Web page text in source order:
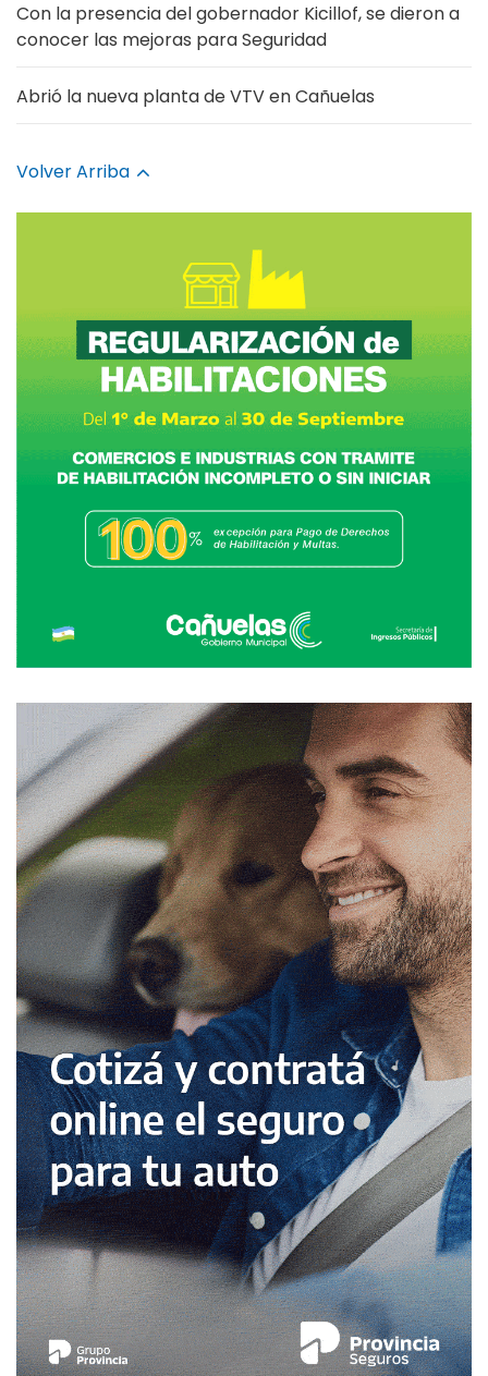
Con la presencia del gobernador Kicillof, se dieron a
conocer las mejoras para Seguridad
Abrió la nueva planta de VTV en Cañuelas
Volver Arriba